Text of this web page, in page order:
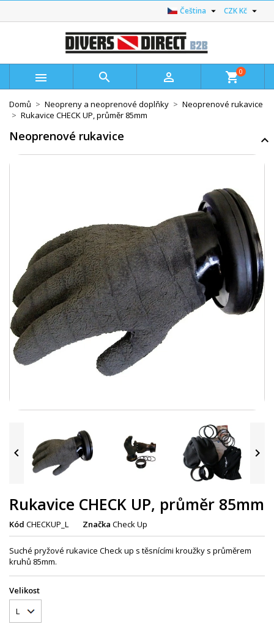
CZK Kč 
Čeština 
   shopping_cart0
Domů Neopreny a neoprenové doplňky
Neoprenové rukavice
Rukavice CHECK UP, průměr 85mm
Neoprenové rukavice
 
Rukavice CHECK UP, průměr 85mm
Kód CHECKUP_L Značka Check Up
Suché pryžové rukavice Check up s těsnícími kroužky s průměrem
kruhů 85mm.
Velikost